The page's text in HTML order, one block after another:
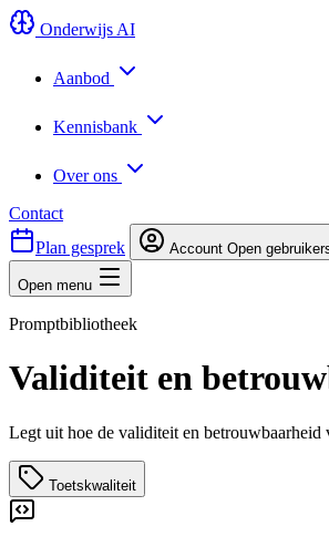
Onderwijs AI
Aanbod
Kennisbank
Over ons
Contact
Plan gesprek
Account Open
Open menu
Promptbibliotheek
Validiteit en
Legt uit hoe de validiteit en
Toetskwaliteit